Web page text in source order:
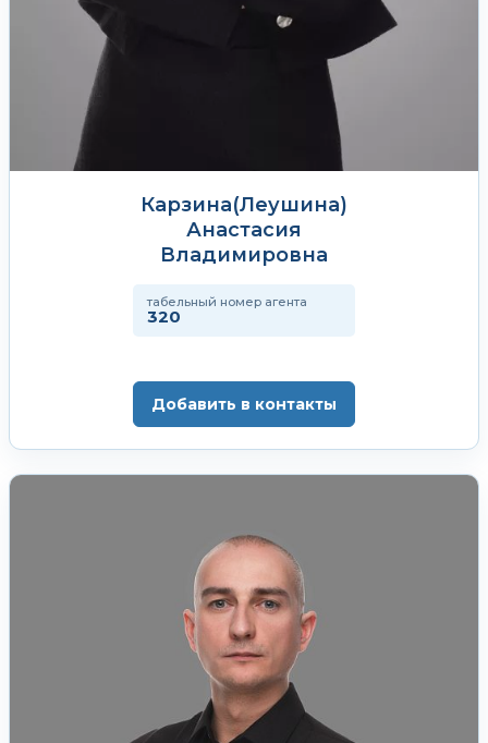
Карзина(Леушина)
Анастасия
Владимировна
табельный номер агента
320
Добавить в контакты